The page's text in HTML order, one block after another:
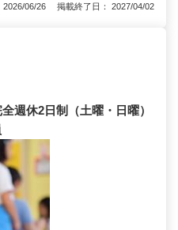
2026/06/26 掲載終了日： 2027/04/02
週休2日制（土曜・日曜）